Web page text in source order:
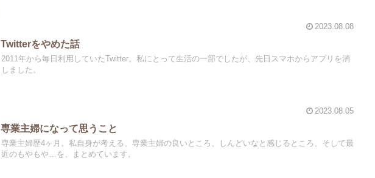
2023.08.08
Twitterをやめた話
2011年から毎日利用していたTwitter。私にとって生活の一部でしたが、先日スマホからアプリを消
しました。
2023.08.05
専業主婦になって思うこと
専業主婦歴4ヶ月。私自身が考える、専業主婦の良いところ、しんどいなと感じるところ、そして最
近のもやもや…を、まとめています。